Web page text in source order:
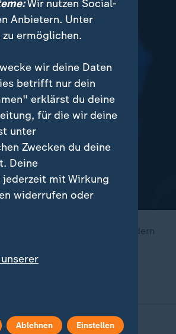
weit vorn. Deshalb fordern
AfD-Siegs. Sie sehen ein
Wir nutzen Social-
Anbietern. Unter
ermöglichen.
wir deine Daten
betrifft nur dein
erklärst du deine
für die wir deine
unter
Zwecken du deine
Deine
mit Wirkung
widerrufen oder
Ablehnen Einstellen